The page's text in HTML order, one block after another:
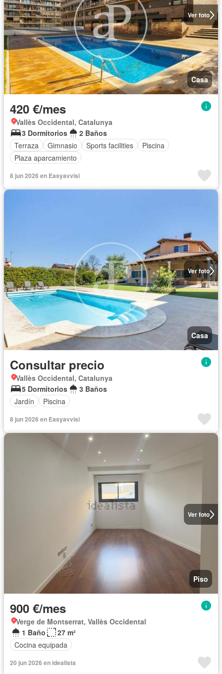
Ver foto
Casa
420 €/mes
Vallès Occidental, Catalunya
3 Dormitorios
2 Baños
Terraza
Gimnasio Sports facilities
Piscina
Plaza aparcamiento
8 jun 2026 en Easyavvisi
Ver foto
Casa
Consultar precio
Vallès Occidental, Catalunya
5 Dormitorios
3 Baños
Jardín
Piscina
8 jun 2026 en Easyavvisi
Ver foto
Piso
900 €/mes
Verge de Montserrat, Vallès Occidental
1 Baño
27 m²
Cocina equipada
20 jun 2026 en idealista